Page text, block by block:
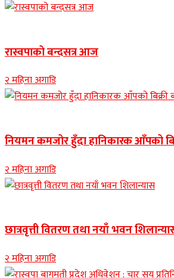
रास्वपाको बन्दसत्र आज
२ महिना अगाडि
नियमन कमजोर हुँदा हानिकारक आँपको
२ महिना अगाडि
छात्रवृत्ती वितरण तथा नयाँ भवन
२ महिना अगाडि